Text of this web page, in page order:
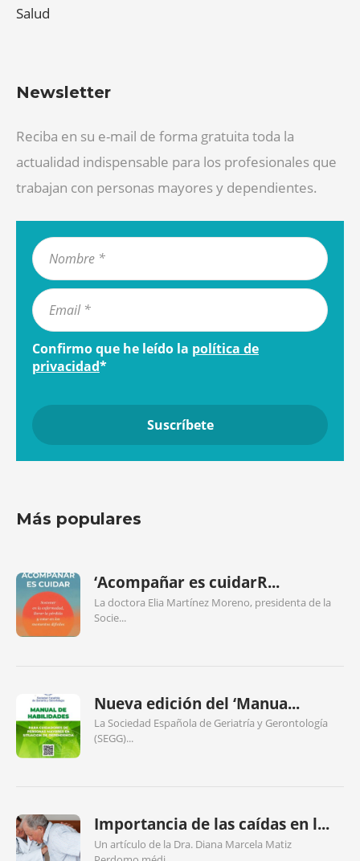
Salud
Newsletter
Reciba en su e-mail de forma gratuita toda la
actualidad indispensable para los profesionales que
trabajan con personas mayores y dependientes.
Confirmo que he leído la política de
privacidad*
Más populares
‘Acompañar es cuidarR...
La doctora Elia Martínez Moreno, presidenta de la
Socie...
Nueva edición del ‘Manua...
La Sociedad Española de Geriatría y Gerontología
(SEGG)...
Importancia de las caídas en l...
Un artículo de la Dra. Diana Marcela Matiz